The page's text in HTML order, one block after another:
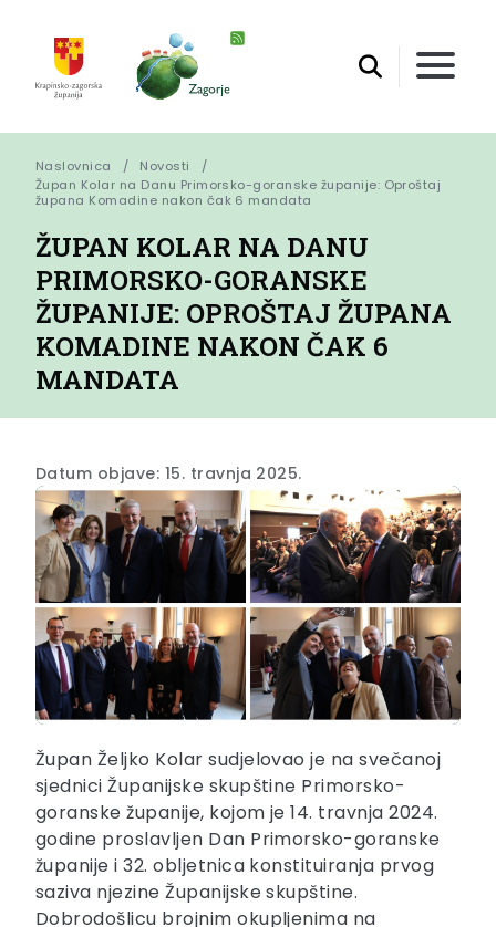
Naslovnica
Novosti
Župan Kolar na Danu Primorsko-goranske županije: Oproštaj
župana Komadine nakon čak 6 mandata
ŽUPAN KOLAR NA DANU
PRIMORSKO-GORANSKE
ŽUPANIJE: OPROŠTAJ ŽUPANA
KOMADINE NAKON ČAK 6
MANDATA
Datum objave: 15. travnja 2025.
Župan Željko Kolar sudjelovao je na svečanoj
sjednici Županijske skupštine Primorsko-
goranske županije, kojom je 14. travnja 2024.
godine proslavljen Dan Primorsko-goranske
županije i 32. obljetnica konstituiranja prvog
saziva njezine Županijske skupštine.
Dobrodošlicu brojnim okupljenima na